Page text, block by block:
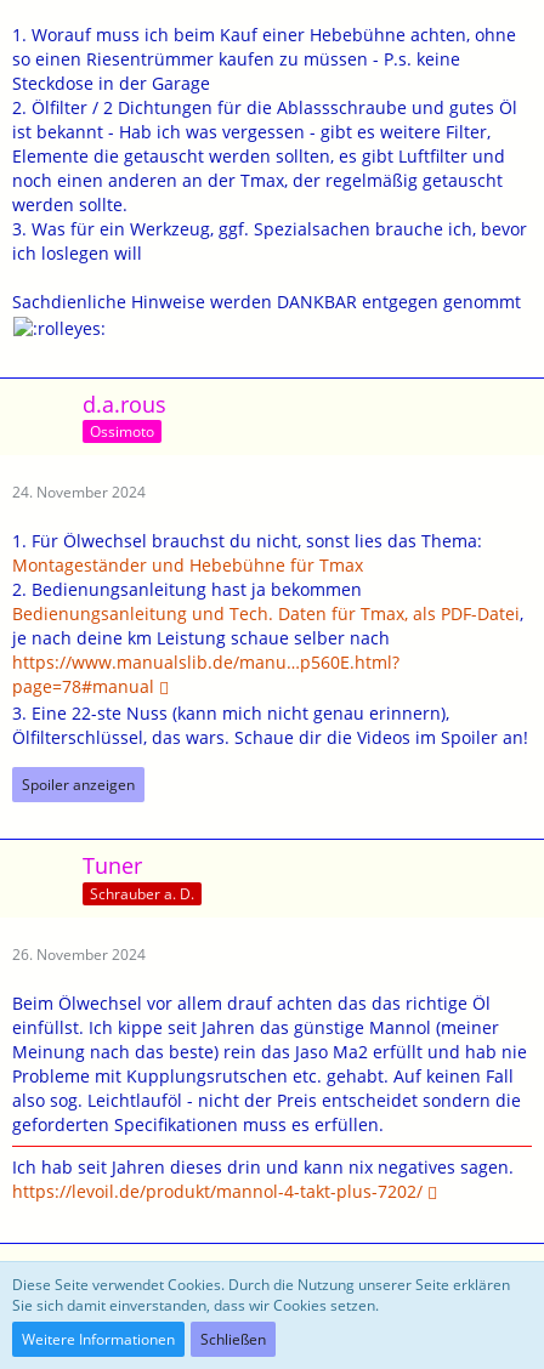
1. Worauf muss ich beim Kauf einer Hebebühne achten, ohne
so einen Riesentrümmer kaufen zu müssen - P.s. keine
Steckdose in der Garage
2. Ölfilter / 2 Dichtungen für die Ablassschraube und gutes Öl
ist bekannt - Hab ich was vergessen - gibt es weitere Filter,
Elemente die getauscht werden sollten, es gibt Luftfilter und
noch einen anderen an der Tmax, der regelmäßig getauscht
werden sollte.
3. Was für ein Werkzeug, ggf. Spezialsachen brauche ich, bevor
ich loslegen will
Sachdienliche Hinweise werden DANKBAR entgegen genommt
d.a.rous
Ossimoto
24. November 2024
1. Für Ölwechsel brauchst du nicht, sonst lies das Thema:
Montageständer und Hebebühne für Tmax
2. Bedienungsanleitung hast ja bekommen
Bedienungsanleitung und Tech. Daten für Tmax, als PDF-Datei,
je nach deine km Leistung schaue selber nach
https://www.manualslib.de/manu…p560E.html?
page=78#manual
3. Eine 22-ste Nuss (kann mich nicht genau erinnern),
Ölfilterschlüssel, das wars. Schaue dir die Videos im Spoiler an!
Spoiler anzeigen
Tuner
Schrauber a. D.
26. November 2024
Beim Ölwechsel vor allem drauf achten das das richtige Öl
einfüllst. Ich kippe seit Jahren das günstige Mannol (meiner
Meinung nach das beste) rein das Jaso Ma2 erfüllt und hab nie
Probleme mit Kupplungsrutschen etc. gehabt. Auf keinen Fall
also sog. Leichtlauföl - nicht der Preis entscheidet sondern die
geforderten Specifikationen muss es erfüllen.
Ich hab seit Jahren dieses drin und kann nix negatives sagen.
https://levoil.de/produkt/mannol-4-takt-plus-7202/
Gaspode
Anfänger
26. November 2024
Diese Seite verwendet Cookies. Durch die Nutzung unserer Seite erklären
Sie sich damit einverstanden, dass wir Cookies setzen.
Weitere Informationen
Schließen